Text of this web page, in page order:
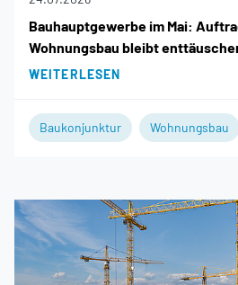
Bauhauptgewerbe im Mai:
Wohnungsbau bleibt
WEITERLESEN
Baukonjunktur Wohnungsbau